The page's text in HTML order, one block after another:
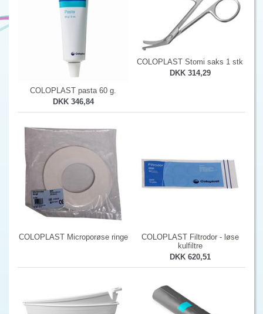
COLOPLAST pasta 60 g.
DKK 346,84
COLOPLAST Stomi saks 1 stk
DKK 314,29
COLOPLAST Microporøse ringe
COLOPLAST Filtrodor - løse
kulfiltre
DKK 620,51